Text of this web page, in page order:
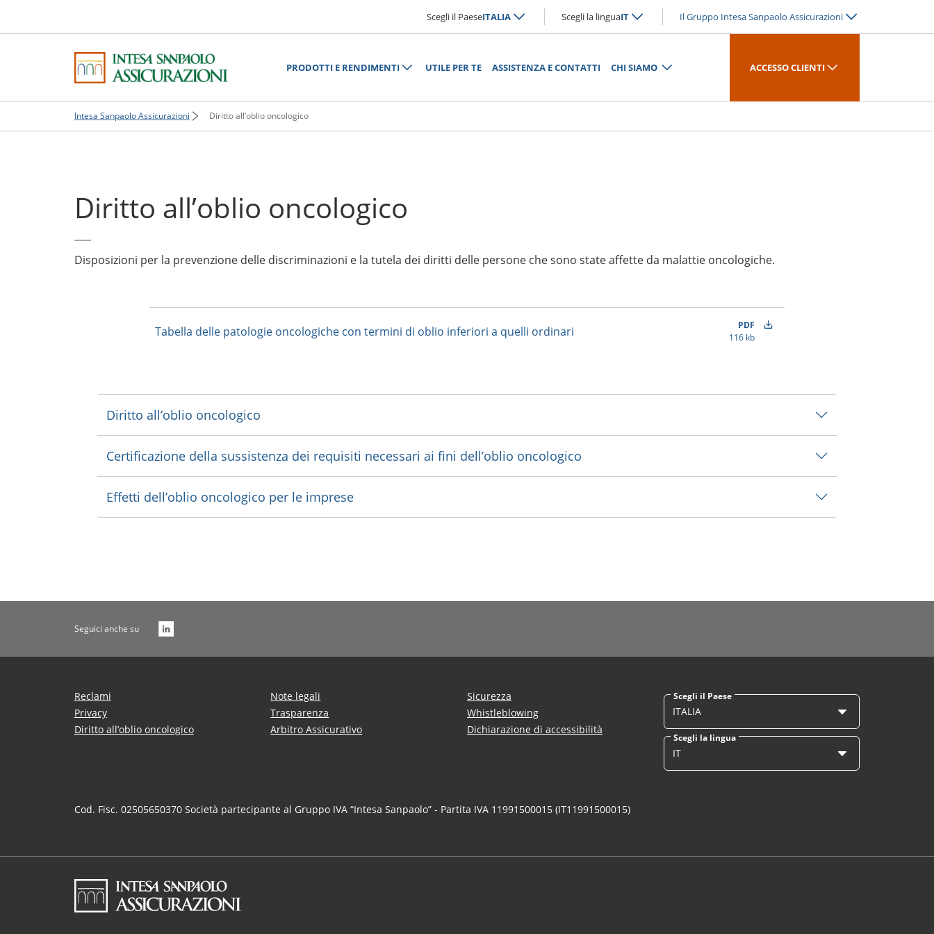
Scegli il PaeseITALIA Scegli la linguaIT Il Gruppo Intesa Sanpaolo Assicurazioni
PRODOTTI E RENDIMENTI UTILE PER TE ASSISTENZA E CONTATTI CHI SIAMO ACCESSO CLIENTI
Intesa Sanpaolo Assicurazioni Diritto all’oblio oncologico
Diritto all’oblio oncologico
Disposizioni per la prevenzione delle discriminazioni e la tutela dei diritti delle persone che sono state affette da malattie oncologiche.
Tabella delle patologie oncologiche con termini di oblio inferiori a quelli ordinari
PDF
116 kb
Diritto all’oblio oncologico
Certificazione della sussistenza dei requisiti necessari ai fini dell’oblio oncologico
Effetti dell’oblio oncologico per le imprese
Seguici anche su
Reclami
Privacy
Diritto all’oblio oncologico
Note legali
Trasparenza
Arbitro Assicurativo
Sicurezza
Whistleblowing
Dichiarazione di accessibilità
Scegli il Paese
ITALIA
Scegli la lingua
IT
Cod. Fisc. 02505650370 Società partecipante al Gruppo IVA “Intesa Sanpaolo” - Partita IVA 11991500015 (IT11991500015)